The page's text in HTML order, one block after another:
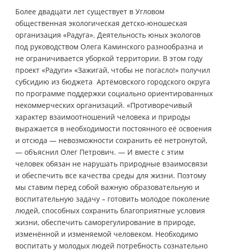
Более двадцати лет существует в Угловом
общественная экологическая детско-юношеская
организация «Радуга». Деятельность юных экологов
под руководством Олега Каминского разнообразна и
не ограничивается уборкой территории. В этом году
проект «Радуги» «Зажигай, чтобы не погасло!» получил
субсидию из бюджета Артёмовского городского округа
по программе поддержки социально ориентированных
некоммерческих организаций. «Противоречивый
характер взаимоотношений человека и природы
выражается в необходимости постоянного её освоения
и отсюда — невозможности сохранить её нетронутой,
— объяснил Олег Петрович. — И вместе с этим
человек обязан не нарушать природные взаимосвязи
и обеспечить все качества среды для жизни. Поэтому
мы ставим перед собой важную образовательную и
воспитательную задачу – готовить молодое поколение
людей, способных сохранить благоприятные условия
жизни, обеспечить саморегулирование в природе,
изменённой и изменяемой человеком. Необходимо
воспитать у молодых людей потребность сознательно